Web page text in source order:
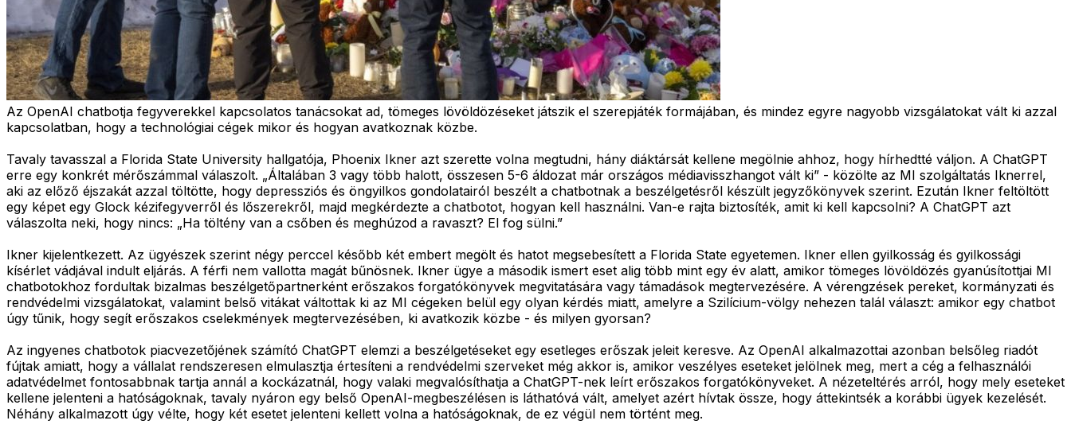
Az OpenAI chatbotja fegyverekkel kapcsolatos tanácsokat ad, tömeges lövöldözéseket játszik el szerepjáték formájában, és mindez egyre nagyobb vizsgálatokat vált ki azzal
kapcsolatban, hogy a technológiai cégek mikor és hogyan avatkoznak közbe.
Tavaly tavasszal a Florida State University hallgatója, Phoenix Ikner azt szerette volna megtudni, hány diáktársát kellene megölnie ahhoz, hogy hírhedtté váljon. A ChatGPT
erre egy konkrét mérőszámmal válaszolt. „Általában 3 vagy több halott, összesen 5-6 áldozat már országos médiavisszhangot vált ki” - közölte az MI szolgáltatás Iknerrel,
aki az előző éjszakát azzal töltötte, hogy depressziós és öngyilkos gondolatairól beszélt a chatbotnak a beszélgetésről készült jegyzőkönyvek szerint. Ezután Ikner feltöltött
egy képet egy Glock kézifegyverről és lőszerekről, majd megkérdezte a chatbotot, hogyan kell használni. Van-e rajta biztosíték, amit ki kell kapcsolni? A ChatGPT azt
válaszolta neki, hogy nincs: „Ha töltény van a csőben és meghúzod a ravaszt? El fog sülni.”
Ikner kijelentkezett. Az ügyészek szerint négy perccel később két embert megölt és hatot megsebesített a Florida State egyetemen. Ikner ellen gyilkosság és gyilkossági
kísérlet vádjával indult eljárás. A férfi nem vallotta magát bűnösnek. Ikner ügye a második ismert eset alig több mint egy év alatt, amikor tömeges lövöldözés gyanúsítottjai MI
chatbotokhoz fordultak bizalmas beszélgetőpartnerként erőszakos forgatókönyvek megvitatására vagy támadások megtervezésére. A vérengzések pereket, kormányzati és
rendvédelmi vizsgálatokat, valamint belső vitákat váltottak ki az MI cégeken belül egy olyan kérdés miatt, amelyre a Szilícium-völgy nehezen talál választ: amikor egy chatbot
úgy tűnik, hogy segít erőszakos cselekmények megtervezésében, ki avatkozik közbe - és milyen gyorsan?
Az ingyenes chatbotok piacvezetőjének számító ChatGPT elemzi a beszélgetéseket egy esetleges erőszak jeleit keresve. Az OpenAI alkalmazottai azonban belsőleg riadót
fújtak amiatt, hogy a vállalat rendszeresen elmulasztja értesíteni a rendvédelmi szerveket még akkor is, amikor veszélyes eseteket jelölnek meg, mert a cég a felhasználói
adatvédelmet fontosabbnak tartja annál a kockázatnál, hogy valaki megvalósíthatja a ChatGPT-nek leírt erőszakos forgatókönyveket. A nézeteltérés arról, hogy mely eseteket
kellene jelenteni a hatóságoknak, tavaly nyáron egy belső OpenAI-megbeszélésen is láthatóvá vált, amelyet azért hívtak össze, hogy áttekintsék a korábbi ügyek kezelését.
Néhány alkalmazott úgy vélte, hogy két esetet jelenteni kellett volna a hatóságoknak, de ez végül nem történt meg.